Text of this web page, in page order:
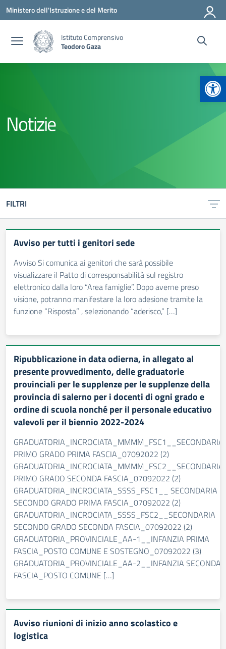
Vai ai contenuti
Vai al menu di navigazione
Vai al footer
Ministero dell'Istruzione e del Merito
Istituto Comprensivo
Teodoro Gaza
Notizie
FILTRI
Avviso per tutti i genitori sede
Avviso Si comunica ai genitori che sarà possibile
visualizzare il Patto di corresponsabilità sul registro
elettronico dalla loro “Area famiglie”. Dopo averne preso
visione, potranno manifestare la loro adesione tramite la
funzione “Risposta” , selezionando “aderisco,” […]
Ripubblicazione in data odierna, in allegato al
presente provvedimento, delle graduatorie
provinciali per le supplenze per le supplenze della
provincia di salerno per i docenti di ogni grado e
ordine di scuola nonché per il personale educativo
valevoli per il biennio 2022-2024
GRADUATORIA_INCROCIATA_MMMM_FSC1__SECONDARIA
PRIMO GRADO PRIMA FASCIA_07092022 (2)
GRADUATORIA_INCROCIATA_MMMM_FSC2__SECONDARIA
PRIMO GRADO SECONDA FASCIA_07092022 (2)
GRADUATORIA_INCROCIATA_SSSS_FSC1__ SECONDARIA
SECONDO GRADO PRIMA FASCIA_07092022 (2)
GRADUATORIA_INCROCIATA_SSSS_FSC2__SECONDARIA
SECONDO GRADO SECONDA FASCIA_07092022 (2)
GRADUATORIA_PROVINCIALE_AA-1__INFANZIA PRIMA
FASCIA_POSTO COMUNE E SOSTEGNO_07092022 (3)
GRADUATORIA_PROVINCIALE_AA-2__INFANZIA SECONDA
FASCIA_POSTO COMUNE […]
Avviso riunioni di inizio anno scolastico e
logistica